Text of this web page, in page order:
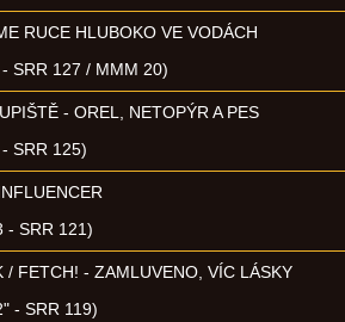
RUCE HLUBOKO VE VODÁCH
SRR 127 / MMM 20)
- OREL, NETOPÝR A PES
SRR 125)
- SRR 121)
/ FETCH! - ZAMLUVENO, VÍC LÁSKY
- SRR 119)